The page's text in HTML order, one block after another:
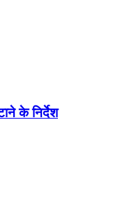
के निर्देश